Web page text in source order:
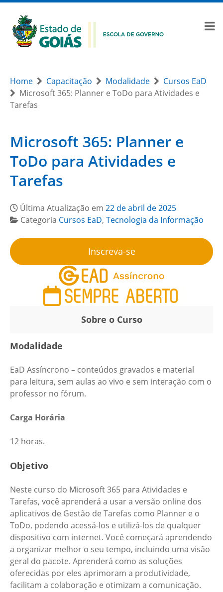
Home Capacitação Modalidade
Cursos EaD
Microsoft 365: Planner e ToDo para Atividades e
Tarefas
Microsoft 365: Planner e
ToDo para Atividades e
Tarefas
Última Atualização em 22 de abril de 2025
Categoria Cursos EaD, Tecnologia da Informação
Inscreva-se
Sobre o Curso
Modalidade
EaD Assíncrono – conteúdos gravados e material
para leitura, sem aulas ao vivo e sem interação com o
professor no fórum.
Carga Horária
12 horas.
Objetivo
Neste curso do Microsoft 365 para Atividades e
Tarefas, você aprenderá a usar a versão online dos
aplicativos de Gestão de Tarefas como Planner e o
ToDo, podendo acessá-los e utilizá-los de qualquer
dispositivo com internet. Você começará aprendendo
a organizar melhor o seu tempo, incluindo uma visão
geral do pacote. Aprenderá como as soluções
oferecidas por eles aprimoram a produtividade,
facilitam a colaboração e otimizam a comunicação.